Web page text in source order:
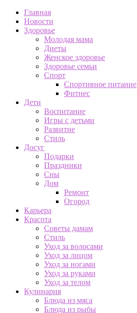
Главная
Новости
Здоровье
Молодая мама
Диеты
Женское здоровье
Здоровье семьи
Спорт
Спортивное питание
Фитнес
Дети
Воспитание
Игры с детьми
Развитие
Стиль
Досуг
Подарки
Праздники
Сны
Дом
Ремонт
Огород
Карьера
Красота
Советы дамам
Стиль
Уход за волосами
Уход за лицом
Уход за ногами
Уход за руками
Уход за телом
Кулинария
Блюда из мяса
Блюда из рыбы